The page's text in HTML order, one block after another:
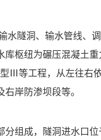
水隧洞、输水管线、
枢纽为碾压混凝土
Ⅲ等工程，从左往右
岸防渗坝段等。
组成，隧洞进水口